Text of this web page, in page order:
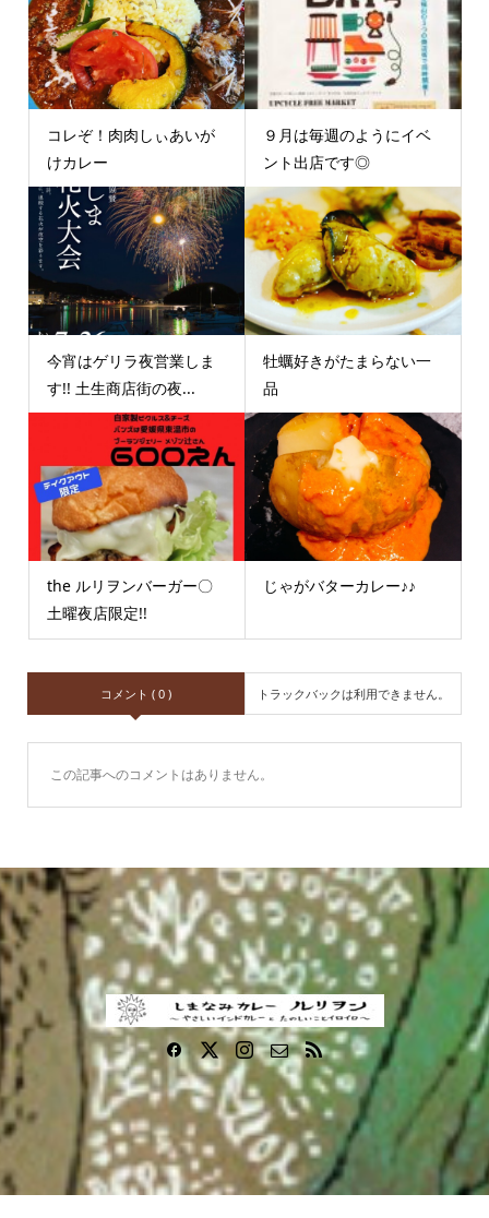
コレぞ！肉肉しぃあいが
けカレー
９月は毎週のようにイベ
ント出店です◎
今宵はゲリラ夜営業しま
す!! 土生商店街の夜...
牡蠣好きがたまらない一
品
the ルリヲンバーガー〇
土曜夜店限定!!
じゃがバターカレー♪♪
コメント ( 0 ) トラックバックは利用できません。
この記事へのコメントはありません。